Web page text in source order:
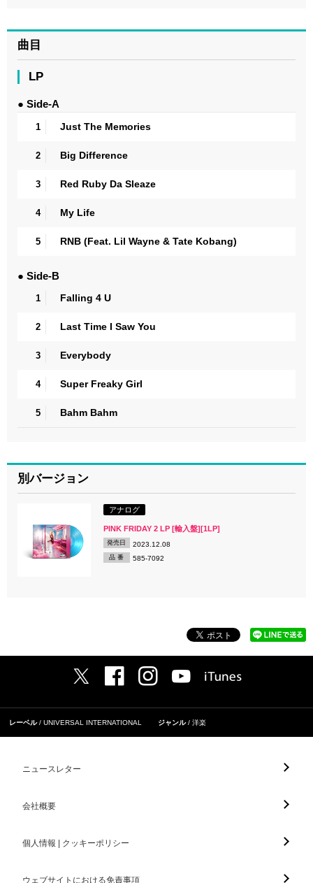
曲目
LP
● Side-A
1 Just The Memories
2 Big Difference
3 Red Ruby Da Sleaze
4 My Life
5 RNB (Feat. Lil Wayne & Tate Kobang)
● Side-B
1 Falling 4 U
2 Last Time I Saw You
3 Everybody
4 Super Freaky Girl
5 Bahm Bahm
別バージョン
アナログ
PINK FRIDAY 2 LP [輸入盤][1LP]
発売日 2023.12.08
品 番 585-7092
レーベル UNIVERSAL INTERNATIONAL ジャンル 洋楽
ニュースレター
会社概要
個人情報 | クッキーポリシー
ウェブサイトにおける免責事項